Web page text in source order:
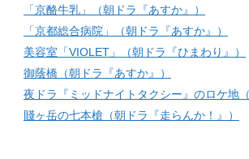
「京酪牛乳」（朝ドラ『あすか』）
「京都総合病院」（朝ドラ『あすか』）
美容室「VIOLET」（朝ドラ『ひまわり』）
御蔭橋（朝ドラ『あすか』）
夜ドラ『ミッドナイトタクシー』のロケ地（
賤ヶ岳の七本槍（朝ドラ『走らんか！』）